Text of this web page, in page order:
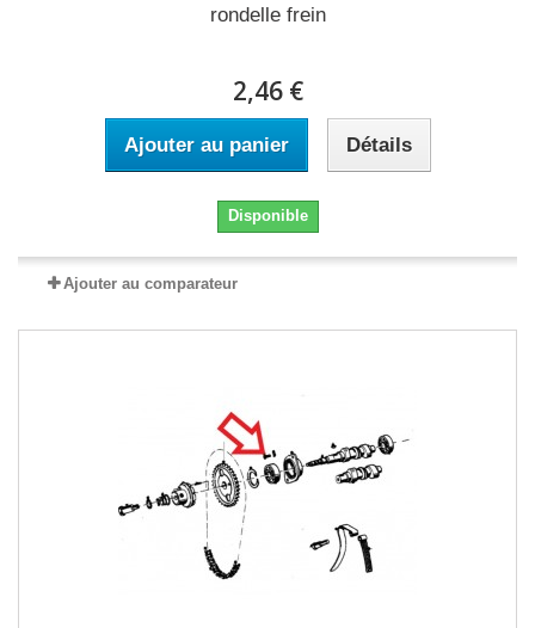
rondelle frein
2,46 €
Ajouter au panier Détails
Disponible
Ajouter au comparateur